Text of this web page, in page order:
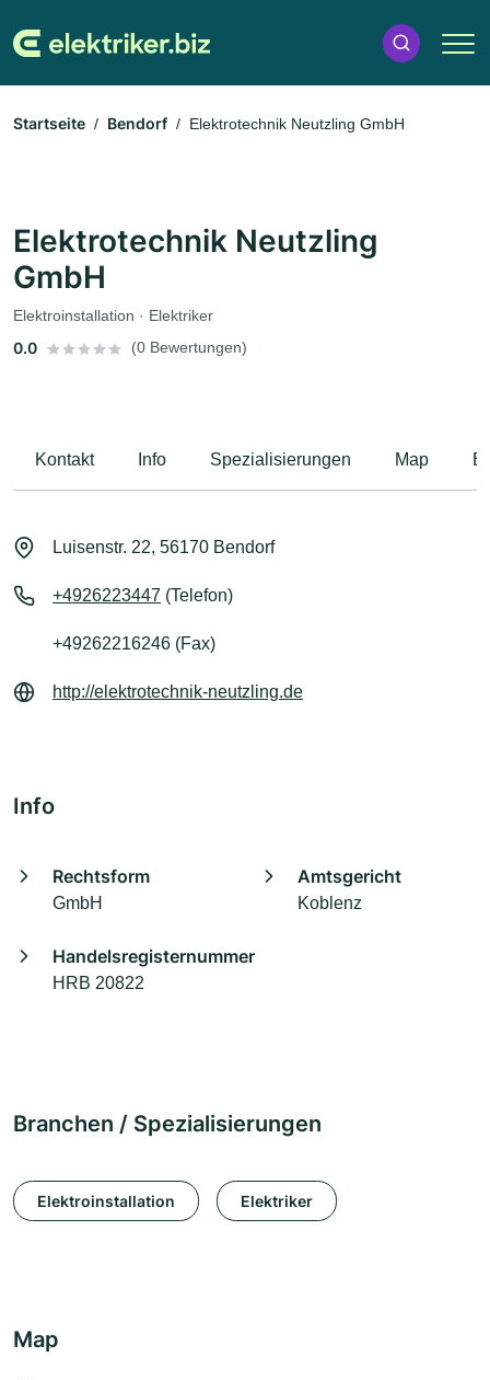
Startseite Bendorf Elektrotechnik Neutzling GmbH
Elektrotechnik Neutzling
GmbH
Elektroinstallation · Elektriker
0.0 (0 Bewertungen)
Kontakt Info Spezialisierungen Map
Luisenstr. 22, 56170 Bendorf
+4926223447 (Telefon)
+49262216246 (Fax)
http://elektrotechnik-neutzling.de
Info
Rechtsform
GmbH
Amtsgericht
Koblenz
Handelsregisternummer
HRB 20822
Branchen / Spezialisierungen
Elektroinstallation Elektriker
Map